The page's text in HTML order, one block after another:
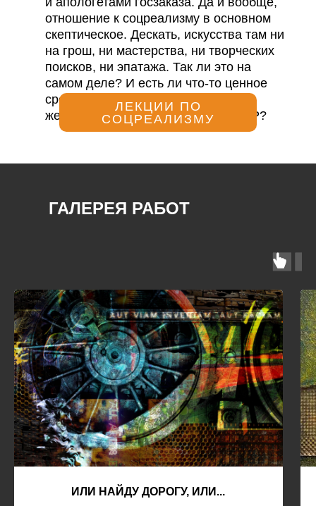
отношение к соцреализму в основном
скептическое. Дескать, искусства там ни
на грош, ни мастерства, ни творческих
поисков, ни эпатажа. Так ли это на
самом деле? И есть ли что-то ценное
среди множества явных минусов в
жестком эстетическом каноне СССР?
ЛЕКЦИИ ПО
СОЦРЕАЛИЗМУ
ГАЛЕРЕЯ РАБОТ
ИЛИ НАЙДУ ДОРОГУ, ИЛИ...